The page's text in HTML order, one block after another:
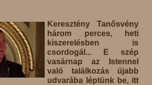
Keresztény Tanősvény
három perces, heti
kiszerelésben is
csordogál... E szép
vasárnap az Istennel
való találkozás újabb
udvarába léptünk be, itt